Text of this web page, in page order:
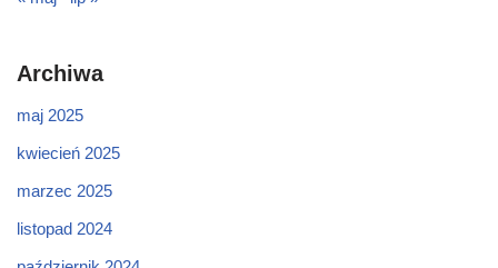
Archiwa
maj 2025
kwiecień 2025
marzec 2025
listopad 2024